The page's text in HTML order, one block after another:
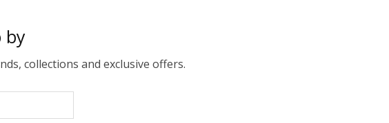
by
collections and exclusive offers.